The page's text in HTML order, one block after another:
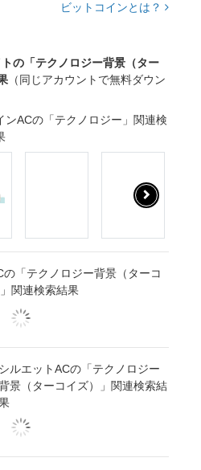
ビットコインとは？
の「テクノロジー背景（ター
（同じアカウントで無料ダウン
ンACの「テクノロジー」関連検
の「テクノロジー背景（ターコ
関連検索結果
シルエットACの「テクノロジー
景（ターコイズ）」関連検索結